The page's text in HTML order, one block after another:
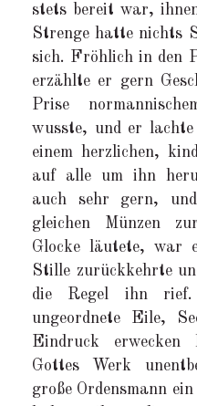
stets bereit war,
Strenge hatte nichts
sich. Fröhlich in den
erzählte er gern
Prise
wusste, und er
einem herzlichen,
auf alle um ihn
auch sehr gern,
gleichen Münzen
Glocke läutete, war
Stille zurückkehrte
die Regel ihn
ungeordnete Eile,
Eindruck
Gottes Werk
große Ordensmann